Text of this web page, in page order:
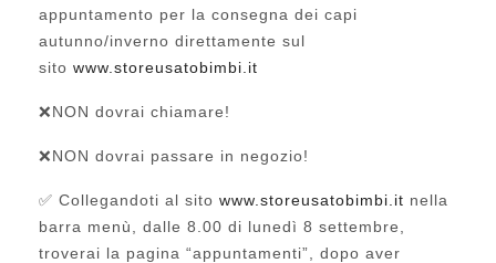
appuntamento per la consegna dei capi
autunno/inverno direttamente sul
sito www.storeusatobimbi.it
❌NON dovrai chiamare!
❌NON dovrai passare in negozio!
✅ Collegandoti al sito www.storeusatobimbi.it nella
barra menù, dalle 8.00 di lunedì 8 settembre,
troverai la pagina “appuntamenti”, dopo aver